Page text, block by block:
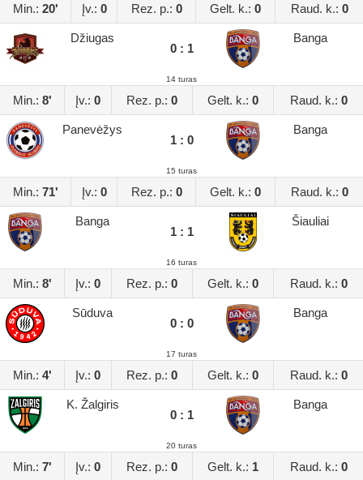
Min.: 20' Įv.: 0 Rez. p.: 0 Gelt. k.: 0 Raud. k.: 0
Džiugas
0 : 1
Banga
14 turas
Min.: 8' Įv.: 0 Rez. p.: 0 Gelt. k.: 0 Raud. k.: 0
Panevėžys
1 : 0
Banga
15 turas
Min.: 71' Įv.: 0 Rez. p.: 0 Gelt. k.: 0 Raud. k.: 0
Banga
1 : 1
Šiauliai
16 turas
Min.: 8' Įv.: 0 Rez. p.: 0 Gelt. k.: 0 Raud. k.: 0
Sūduva
0 : 0
Banga
17 turas
Min.: 4' Įv.: 0 Rez. p.: 0 Gelt. k.: 0 Raud. k.: 0
K. Žalgiris
0 : 1
Banga
20 turas
Min.: 7' Įv.: 0 Rez. p.: 0 Gelt. k.: 1 Raud. k.: 0